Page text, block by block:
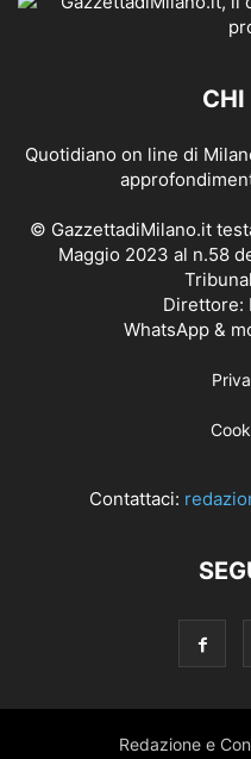
CHI
Quotidiano on line di
© GazzettadiMilano.it
Maggio 2023 al n.58
Direttore:
WhatsApp &
Contattaci:
Redazione e